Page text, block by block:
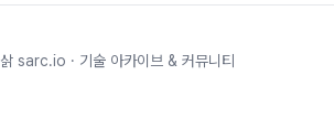
삵 sarc.io · 기술 아카이브 & 커뮤니티